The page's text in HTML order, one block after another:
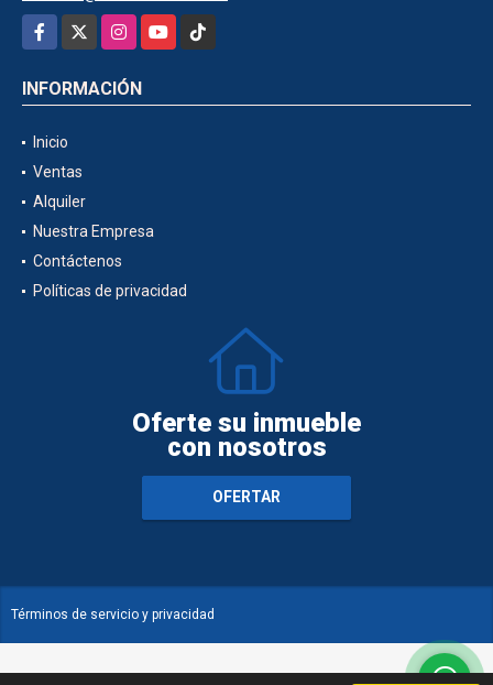
Facebook
InstagramYouTubeTikTok
INFORMACIÓN
Inicio
Ventas
Alquiler
Nuestra Empresa
Contáctenos
Políticas de privacidad
Oferte su inmueble
con nosotros
OFERTAR
Términos de servicio y privacidad